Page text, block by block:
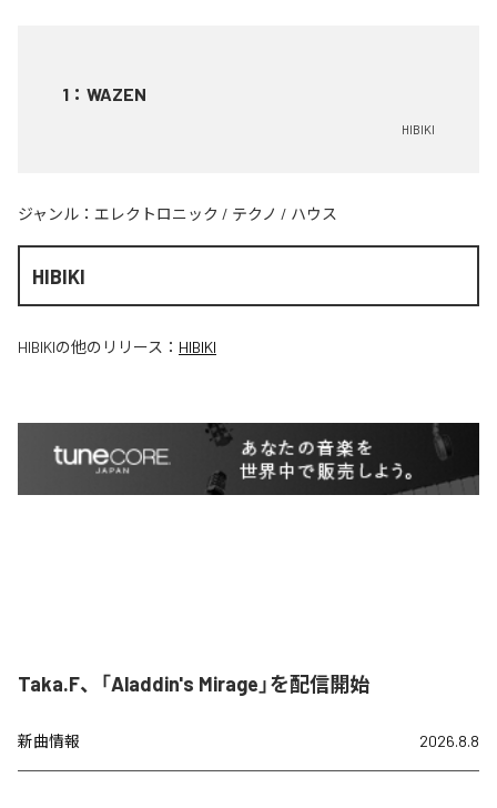
1 ： WAZEN
HIBIKI
ジャンル： エレクトロニック / テクノ / ハウス
HIBIKI
HIBIKIの他のリリース： HIBIKI
Taka.F、「Aladdin's Mirage」を配信開始
新曲情報 2026.8.8